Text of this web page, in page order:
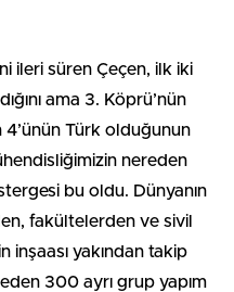
ileri süren Çeçen, ilk iki
ama 3. Köprü’nün
4’ünün Türk olduğunun
nereden
bu oldu. Dünyanın
fakültelerden ve sivil
inşaası yakından takip
300 ayrı grup yapım